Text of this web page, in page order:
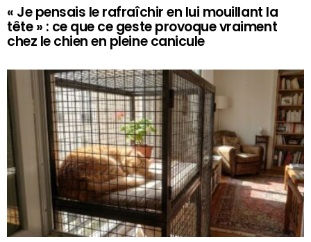
« Je pensais le rafraîchir en lui mouillant la
tête » : ce que ce geste provoque vraiment
chez le chien en pleine canicule